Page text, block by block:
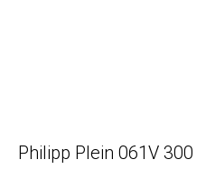
Philipp Plein 061V 300